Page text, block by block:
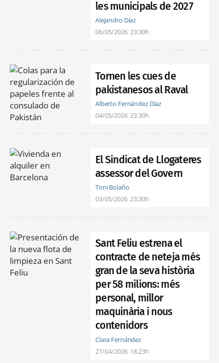
les municipals de 2027
Alejandro Díaz
06/05/2026 23:30h
Tornen les cues de
pakistanesos al Raval
Alberto Fernández Díaz
04/05/2026 23:30h
El Sindicat de Llogateres
assessor del Govern
Toni Bolaño
03/05/2026 23:30h
Sant Feliu estrena el
contracte de neteja més
gran de la seva història
per 58 milions: més
personal, millor
maquinària i nous
contenidors
Clara Fernández
27/04/2026 18:23h